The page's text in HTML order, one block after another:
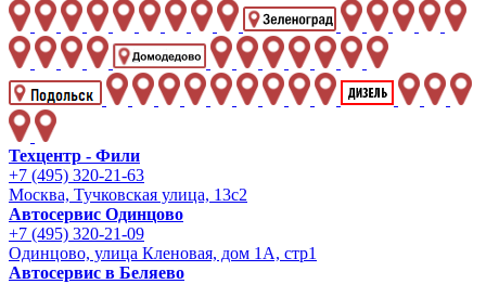
Техцентр - Фили
+7 (495) 320-21-63
Москва, Тучковская улица, 13с2
Автосервис Одинцово
+7 (495) 320-21-09
Одинцово, улица Кленовая, дом 1А, стр1
Автосервис в Беляево